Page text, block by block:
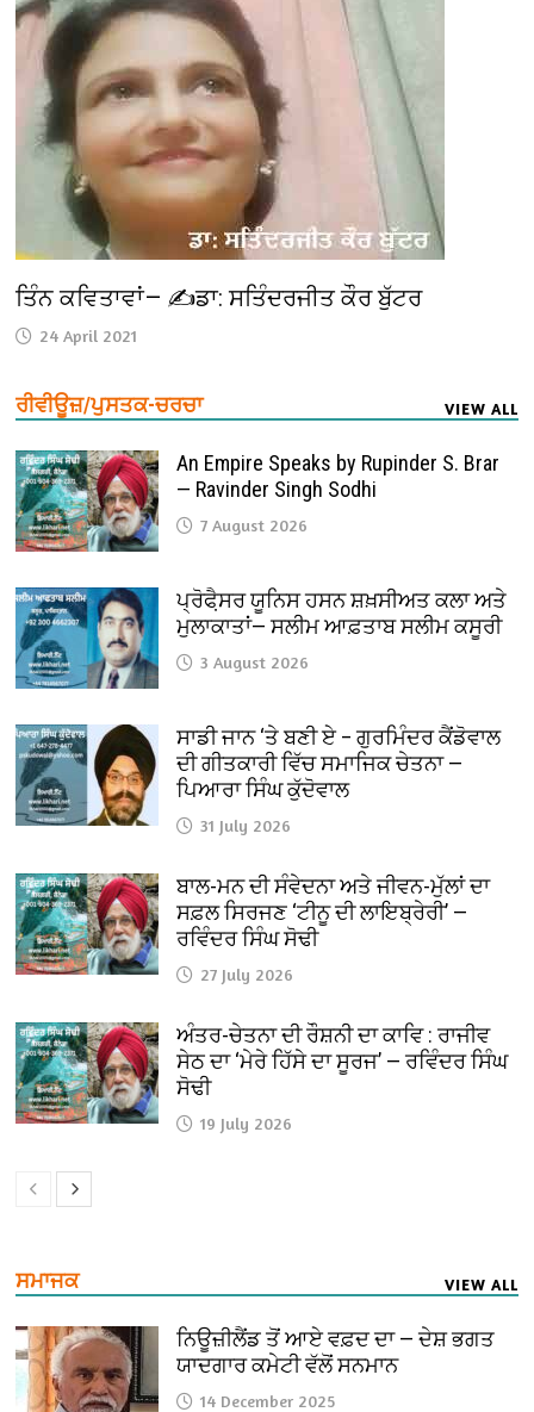
ਤਿੰਨ ਕਵਿਤਾਵਾਂ— ✍️ਡਾ: ਸਤਿੰਦਰਜੀਤ ਕੌਰ ਬੁੱਟਰ
24 April 2021
ਰੀਵੀਊਜ਼/ਪੁਸਤਕ-ਚਰਚਾ VIEW ALL
An Empire Speaks by Rupinder S. Brar
— Ravinder Singh Sodhi
7 August 2026
ਪ੍ਰੋਫੈ਼ਸਰ ਯੂਨਿਸ ਹਸਨ ਸ਼ਖ਼ਸੀਅਤ ਕਲਾ ਅਤੇ
ਮੁਲਾਕਾਤਾਂ— ਸਲੀਮ ਆਫ਼ਤਾਬ ਸਲੀਮ ਕਸੂਰੀ
3 August 2026
ਸਾਡੀ ਜਾਨ ‘ਤੇ ਬਣੀ ਏ – ਗੁਰਮਿੰਦਰ ਕੈਂਡੋਵਾਲ
ਦੀ ਗੀਤਕਾਰੀ ਵਿੱਚ ਸਮਾਜਿਕ ਚੇਤਨਾ —
ਪਿਆਰਾ ਸਿੰਘ ਕੁੱਦੋਵਾਲ
31 July 2026
ਬਾਲ-ਮਨ ਦੀ ਸੰਵੇਦਨਾ ਅਤੇ ਜੀਵਨ-ਮੁੱਲਾਂ ਦਾ
ਸਫ਼ਲ ਸਿਰਜਣ ‘ਟੀਨੂ ਦੀ ਲਾਇਬ੍ਰੇਰੀ’ —
ਰਵਿੰਦਰ ਸਿੰਘ ਸੋਢੀ
27 July 2026
ਅੰਤਰ-ਚੇਤਨਾ ਦੀ ਰੌਸ਼ਨੀ ਦਾ ਕਾਵਿ : ਰਾਜੀਵ
ਸੇਠ ਦਾ ‘ਮੇਰੇ ਹਿੱਸੇ ਦਾ ਸੂਰਜ’ — ਰਵਿੰਦਰ ਸਿੰਘ
ਸੋਢੀ
19 July 2026
ਸਮਾਜਕ VIEW ALL
ਨਿਊਜ਼ੀਲੈਂਡ ਤੋਂ ਆਏ ਵਫ਼ਦ ਦਾ — ਦੇਸ਼ ਭਗਤ
ਯਾਦਗਾਰ ਕਮੇਟੀ ਵੱਲੋਂ ਸਨਮਾਨ
14 December 2025